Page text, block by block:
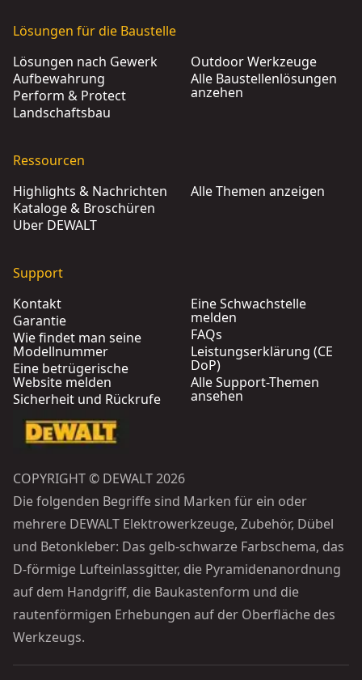
Lösungen für die Baustelle
Lösungen nach Gewerk
Aufbewahrung
Perform & Protect
Landschaftsbau
Outdoor Werkzeuge
Alle Baustellenlösungen
anzehen
Ressourcen
Highlights & Nachrichten
Kataloge & Broschüren
Über DEWALT
Alle Themen anzeigen
Support
Kontakt
Garantie
Wie findet man seine
Modellnummer
Eine betrügerische
Website melden
Sicherheit und Rückrufe
Eine Schwachstelle
melden
FAQs
Leistungserklärung (CE
DoP)
Alle Support-Themen
ansehen
COPYRIGHT © DEWALT 2026
Die folgenden Begriffe sind Marken für ein oder
mehrere DEWALT Elektrowerkzeuge, Zubehör, Dübel
und Betonkleber: Das gelb-schwarze Farbschema, das
D-förmige Lufteinlassgitter, die Pyramidenanordnung
auf dem Handgriff, die Baukastenform und die
rautenförmigen Erhebungen auf der Oberfläche des
Werkzeugs.